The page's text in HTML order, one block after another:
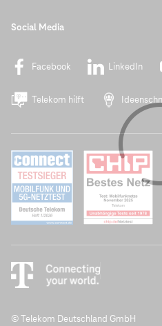
Social Media
Facebook LinkedIn
Telekom hilft
© Telekom Deutschland GmbH